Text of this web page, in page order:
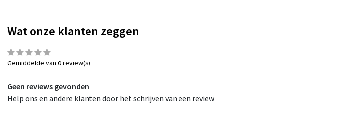
Wat onze klanten zeggen
Gemiddelde van 0 review(s)
Geen reviews gevonden
Help ons en andere klanten door het schrijven van een review